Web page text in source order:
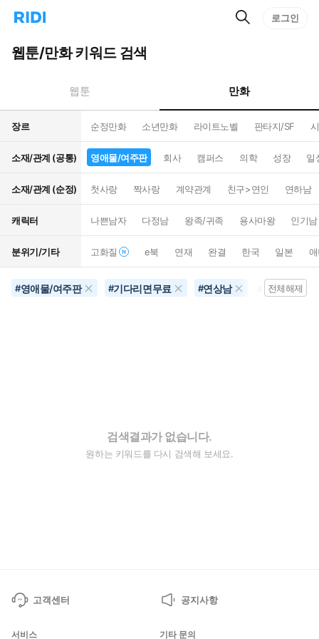
리
홈
으
턴
트
검
로그인
웹툰/만화 키워드 검색
웹툰 만화
장르 순정만화 소년만화 라이트노벨 판타지/SF
소재/관계 (공통) 영애물/여주판 회사 캠퍼스 의학 성장 일
소재/관계 (순정) 첫사랑 짝사랑 계약관계 친구>연인 연하남
캐릭터 나쁜남자 다정남 왕족/귀족 용사마왕 인기남
분위기/기타 고화질 e북 연재 완결 한국 일본
#영애물/여주판 #기다리면무료 #연상남 공포물
전체해제
검색결과가 없습니다.
원하는 키워드를 다시 검색해 보세요.
고객센터 공지사항
서비스 기타 문의